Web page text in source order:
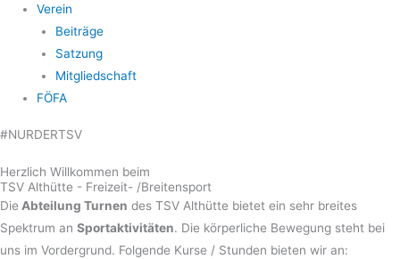
Verein
Beiträge
Satzung
Mitgliedschaft
FÖFA
#NURDERTSV
Herzlich Willkommen beim
TSV Althütte - Freizeit- /Breitensport
Die Abteilung Turnen des TSV Althütte bietet ein sehr breites
Spektrum an Sportaktivitäten. Die körperliche Bewegung steht bei
uns im Vordergrund. Folgende Kurse / Stunden bieten wir an: